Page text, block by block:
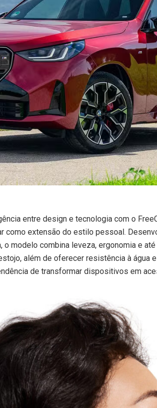
entre design e tecnologia com o
como extensão do estilo pessoal.
modelo combina leveza, ergonomia e
além de oferecer resistência à água
de transformar dispositivos em